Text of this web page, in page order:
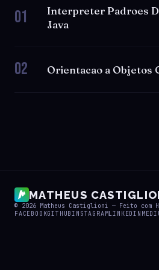
01
Interpreter Padroes
Java
02 Orientacao a Objetos
MATHEUS
© 2026 Matheus Castiglioni — Feito com
FACEBOOKGITHUBINSTAGRAMLINKEDIN